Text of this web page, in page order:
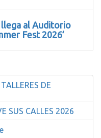
llega al Auditorio
Fest 2026’
DE
SUS CALLES 2026